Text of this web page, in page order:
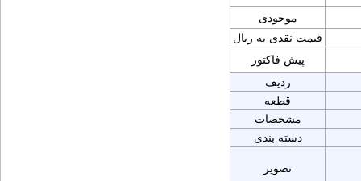
موجودی
قیمت نقدی به ریال
پیش فاکتور
ردیف
قطعه
مشخصات
دسته بندی
تصویر